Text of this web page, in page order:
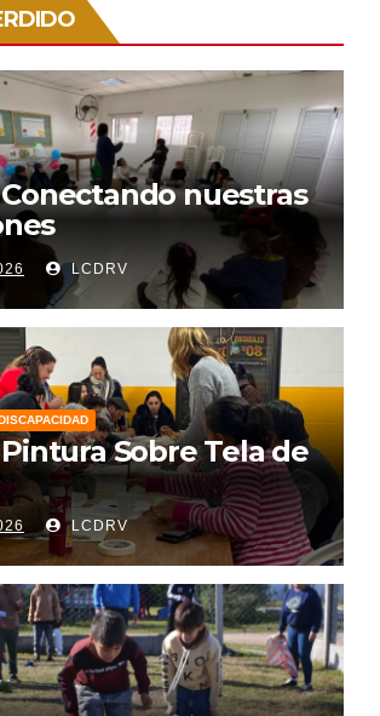
nuestras
LCDRV
Sobre Tela de
LCDRV